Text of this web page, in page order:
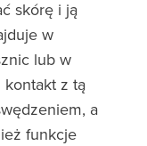
skórę i ją
w
lub w
kontakt z tą
a
funkcje